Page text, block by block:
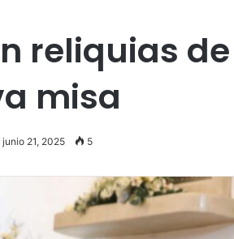
reliquias
misa
junio 21, 2025 5